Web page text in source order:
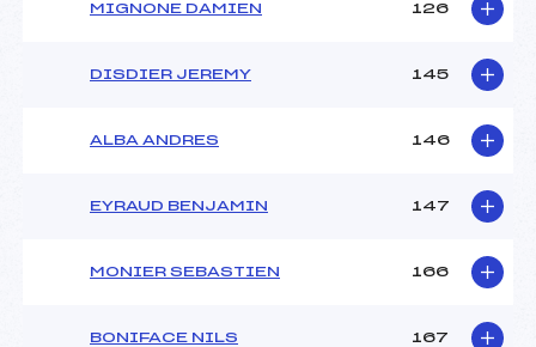
MIGNONE DAMIEN 126
DISDIER JEREMY 145
ALBA ANDRES 146
EYRAUD BENJAMIN 147
MONIER SEBASTIEN 166
BONIFACE NILS 167